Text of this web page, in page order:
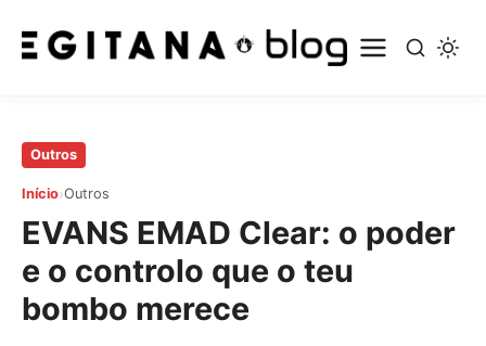
Pular
conteúdo
principal
Outros
Início›Outros
EVANS EMAD Clear: o poder
e o controlo que o teu
bombo merece